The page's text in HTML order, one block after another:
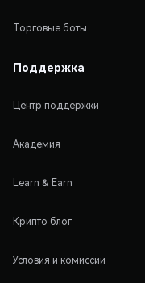
Торговые боты
Поддержка
Центр поддержки
Академия
Learn & Earn
Крипто блог
Условия и комиссии